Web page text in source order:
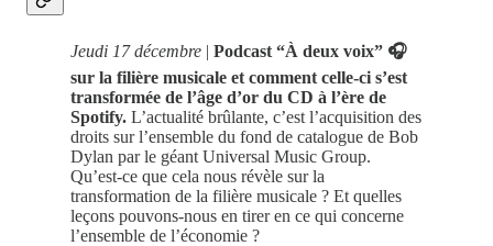
Jeudi 17 décembre | Podcast “À deux voix” 🎧
sur la filière musicale et comment celle-ci s’est
transformée de l’âge d’or du CD à l’ère de
Spotify. L’actualité brûlante, c’est l’acquisition des
droits sur l’ensemble du fond de catalogue de Bob
Dylan par le géant Universal Music Group.
Qu’est-ce que cela nous révèle sur la
transformation de la filière musicale ? Et quelles
leçons pouvons-nous en tirer en ce qui concerne
l’ensemble de l’économie ?